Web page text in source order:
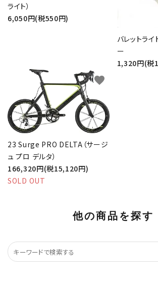
ライト）
6,050円(税550円)
バレットラ
ー
1,320円(税
23 Surge PRO DELTA（サージ
ュ プロ デルタ）
166,320円(税15,120円)
SOLD OUT
favorite
他の商品を探す